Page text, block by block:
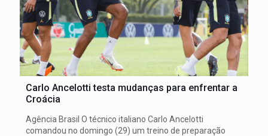
Carlo Ancelotti testa mudanças para enfrentar a
Croácia
Agência Brasil O técnico italiano Carlo Ancelotti
comandou no domingo (29) um treino de preparação